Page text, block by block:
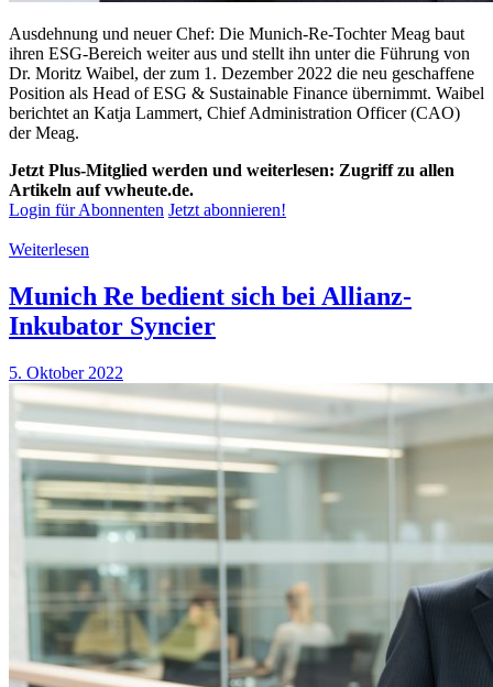
Ausdehnung und neuer Chef: Die Munich-Re-Tochter Meag baut
ihren ESG-Bereich weiter aus und stellt ihn unter die Führung von
Dr. Moritz Waibel, der zum 1. Dezember 2022 die neu geschaffene
Position als Head of ESG & Sustainable Finance übernimmt. Waibel
berichtet an Katja Lammert, Chief Administration Officer (CAO)
der Meag.
Jetzt Plus-Mitglied werden und weiterlesen: Zugriff zu allen
Artikeln auf vwheute.de.
Login für Abonnenten Jetzt abonnieren!
Weiterlesen
Munich Re bedient sich bei Allianz-
Inkubator Syncier
5. Oktober 2022